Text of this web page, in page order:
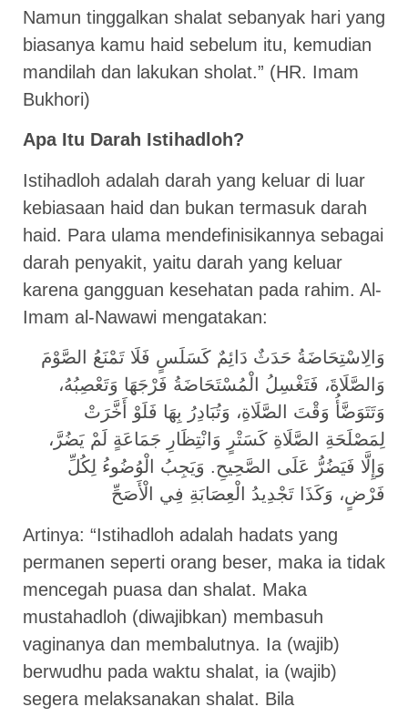
Namun tinggalkan shalat sebanyak hari yang
biasanya kamu haid sebelum itu, kemudian
mandilah dan lakukan sholat.” (HR. Imam
Bukhori)
Apa Itu Darah Istihadloh?
Istihadloh adalah darah yang keluar di luar
kebiasaan haid dan bukan termasuk darah
haid. Para ulama mendefinisikannya sebagai
darah penyakit, yaitu darah yang keluar
karena gangguan kesehatan pada rahim. Al-
Imam al-Nawawi mengatakan:
وَالِاسْتِحَاضَةُ حَدَثٌ دَائِمٌ كَسَلَسٍ فَلَا تَمْنَعُ الصَّوْمَ
وَالصَّلَاةَ، فَتَغْسِلُ الْمُسْتَحَاضَةُ فَرْجَهَا وَتَعْصِبُهُ،
وَتَتَوَضَّأُ وَقْتَ الصَّلَاةِ، وَتُبَادِرُ بِهَا فَلَوْ أَخَّرَتْ
لِمَصْلَحَةِ الصَّلَاةِ كَسَتْرٍ وَانْتِظَارِ جَمَاعَةٍ لَمْ يَضُرَّ،
وَإِلَّا فَيَضُرُّ عَلَى الصَّحِيحِ. وَيَجِبُ الْوُضُوءُ لِكُلِّ
فَرْضٍ، وَكَذَا تَجْدِيدُ الْعِصَابَةِ فِي الْأَصَحِّ
Artinya: “Istihadloh adalah hadats yang
permanen seperti orang beser, maka ia tidak
mencegah puasa dan shalat. Maka
mustahadloh (diwajibkan) membasuh
vaginanya dan membalutnya. Ia (wajib)
berwudhu pada waktu shalat, ia (wajib)
segera melaksanakan shalat. Bila